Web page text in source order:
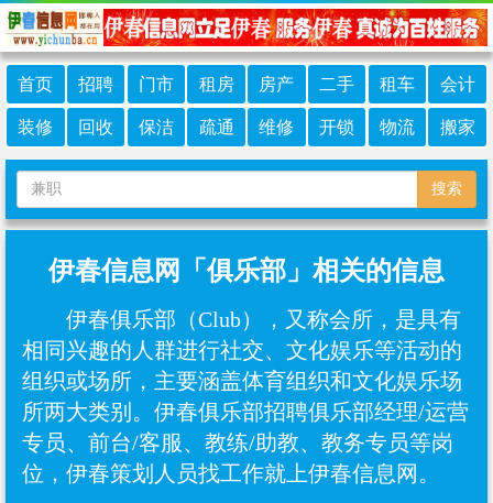
首页 招聘 门市 租房 房产 二手 租车 会计
装修 回收 保洁 疏通 维修 开锁 物流 搬家
搜索
伊春信息网「俱乐部」相关的信息
伊春俱乐部（Club），又称会所，是具有
相同兴趣的人群进行社交、文化娱乐等活动的
组织或场所，主要涵盖体育组织和文化娱乐场
所两大类别。伊春俱乐部招聘俱乐部经理/运营
专员、前台/客服、教练/助教、‌教务专员等岗
位，伊春策划人员找工作就上伊春信息网。